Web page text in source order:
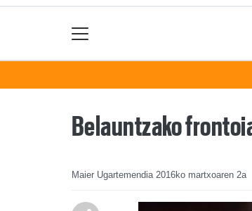
Belauntzako
Maier Ugartemendia 2016ko martxoaren 2a